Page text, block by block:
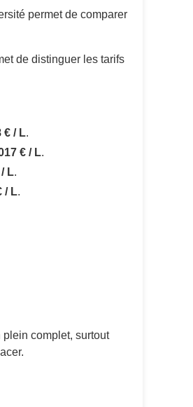
permet de comparer
de distinguer les tarifs
€ / L.
€ / L.
L.
/ L.
complet, surtout